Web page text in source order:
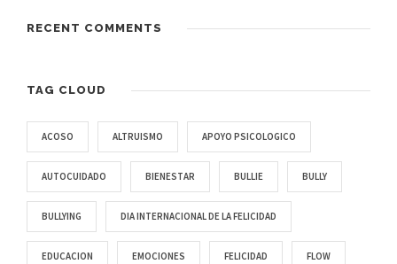
RECENT COMMENTS
TAG CLOUD
ACOSO ALTRUISMO APOYO PSICOLOGICO
AUTOCUIDADO BIENESTAR BULLIE BULLY
BULLYING DIA INTERNACIONAL DE LA FELICIDAD
EDUCACION EMOCIONES FELICIDAD FLOW